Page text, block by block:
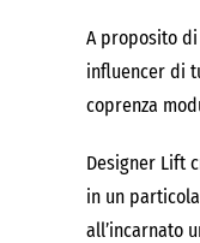
A proposito
influencer di
coprenza
Designer Lift
in un
all’incarnato